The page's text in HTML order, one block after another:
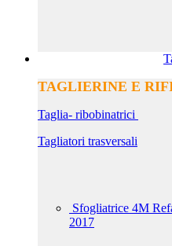
TAGLIERINE E
Taglia- ribobinatrici
Tagliatori trasversali
Sfogliatrice 4M
2017